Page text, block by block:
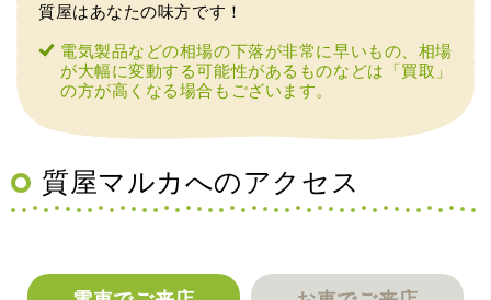
（大阪府東大阪市）ネットを見て安心できるお店であると
感じて飛び込みで訪問。飛びこみにも関わらず、とても親
切、丁ねいな対応をして頂き、思っていた以上の信用でき
るお店でした。満足いく金額で買い取って頂きました。あ
りがとうございます。
質屋はあなたの味方です！
電気製品などの相場の下落が非常に早いもの、相場
が大幅に変動する可能性があるものなどは「買取」
の方が高くなる場合もございます。
質屋マルカへのアクセス